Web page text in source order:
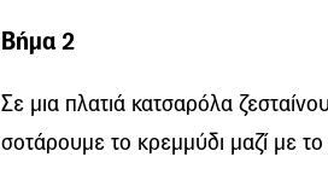
Βήμα 2
Σε μια πλατιά κατσαρόλα
σοτάρουμε το κρεμμύδι μαζί με